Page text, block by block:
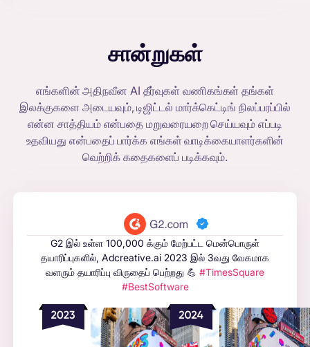
சான்றுகள்
எங்களின் அதிநவீன AI தீர்வுகள் வணிகங்கள் தங்கள்
இலக்குகளை அடையவும், டிஜிட்டல் மார்க்கெட்டிங் நிலப்பரப்பில்
என்ன சாத்தியம் என்பதை மறுவரையறை செய்யவும் எப்படி
உதவியது என்பதைப் பார்க்க எங்கள் வாடிக்கையாளர்களின்
வெற்றிக் கதைகளைப் படிக்கவும்.
G2 இல் உள்ள 100,000 க்கும் மேற்பட்ட மென்பொருள்
தயாரிப்புகளில், Adcreative.ai 2023 இல் 3வது வேகமாக
வளரும் தயாரிப்பு விருதைப் பெற்றது 💪 #TimesSquare
#BestSoftware